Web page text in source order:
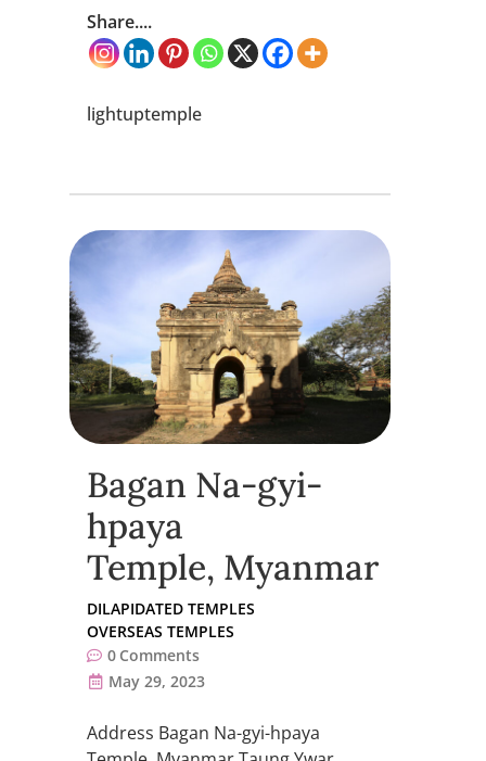
Share....
lightuptemple
Bagan Na-gyi-
hpaya
Temple, Myanmar
DILAPIDATED TEMPLES
OVERSEAS TEMPLES
0 Comments
May 29, 2023
Address Bagan Na-gyi-hpaya